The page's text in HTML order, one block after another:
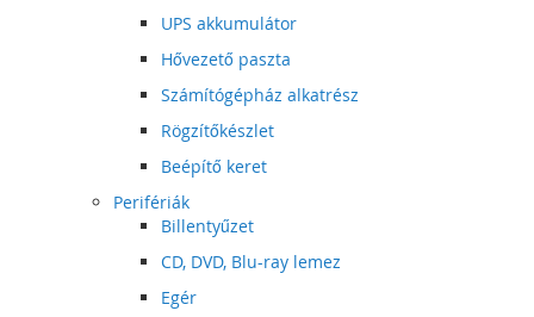
UPS akkumulátor
Hővezető paszta
Számítógépház alkatrész
Rögzítőkészlet
Beépítő keret
Perifériák
Billentyűzet
CD, DVD, Blu-ray lemez
Egér